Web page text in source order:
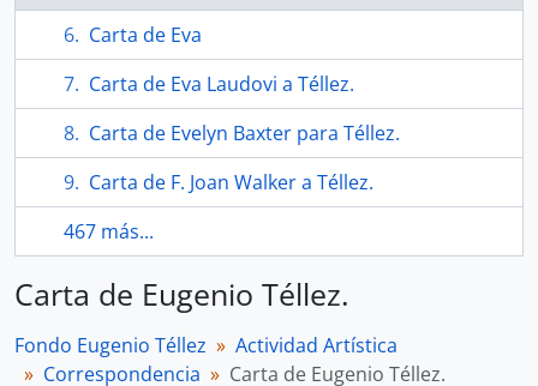
Carta de Eva
Carta de Eva Laudovi a Téllez.
Carta de Evelyn Baxter para Téllez.
Carta de F. Joan Walker a Téllez.
467 más...
Carta de Eugenio Téllez.
Fondo Eugenio Téllez
Actividad Artística
Correspondencia
Carta de Eugenio Téllez.